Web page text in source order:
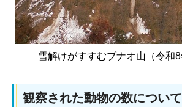
雪解けがすすむブナオ山（令和8
観察された動物の数につい